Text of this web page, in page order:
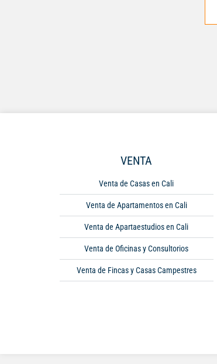
VENTA
Venta de Casas en Cali
Venta de Apartamentos en Cali
Venta de Apartaestudios en Cali
Venta de Oficinas y Consultorios
Venta de Fincas y Casas Campestres